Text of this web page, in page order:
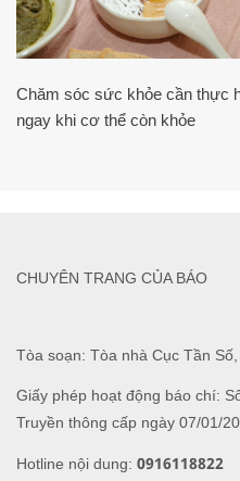
Chăm sóc sức khỏe cần thực
ngay khi cơ thể còn khỏe
Tòa soạn: Tòa nhà Cục Tần
Giấy phép hoạt động báo chí:
Truyền thông cấp ngày 07/01/
Hotline nội dung: 0916118822
CHUYÊN TRANG CỦA BÁO